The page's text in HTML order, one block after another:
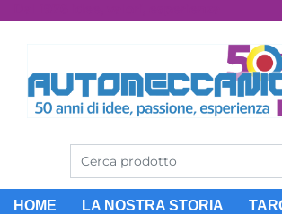
HOME LA NOSTRA STORIA